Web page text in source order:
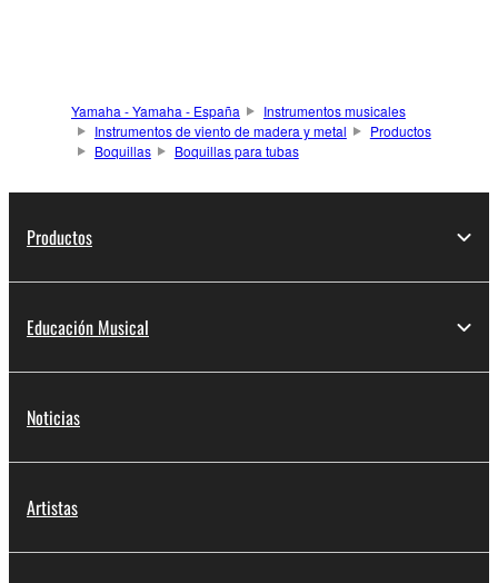
Yamaha - Yamaha - España
Instrumentos musicales
Instrumentos de viento de madera y metal
Productos
Boquillas
Boquillas para tubas
Productos
Educación Musical
Noticias
Artistas